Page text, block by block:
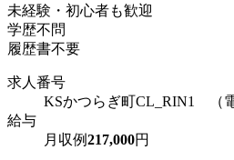
未経験・初心者も歓迎
学歴不問
履歴書不要
求人番号
KSかつらぎ町CL_RIN1 （
給与
月収例217,000円